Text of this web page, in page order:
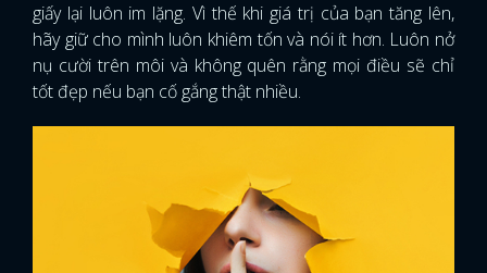
giấy lại luôn im lặng. Vì thế khi giá trị của bạn tăng lên,
hãy giữ cho mình luôn khiêm tốn và nói ít hơn. Luôn nở
nụ cười trên môi và không quên rằng mọi điều sẽ chỉ
tốt đẹp nếu bạn cố gắng thật nhiều.